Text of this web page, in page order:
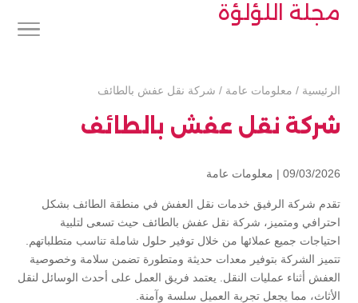
مجلة اللؤلؤة
الرئيسية / معلومات عامة / شركة نقل عفش بالطائف
شركة نقل عفش بالطائف
09/03/2026 | معلومات عامة
تقدم شركة الرفيق خدمات نقل العفش في منطقة الطائف بشكل
احترافي ومتميز، شركة نقل عفش بالطائف حيث تسعى لتلبية
احتياجات جميع عملائها من خلال توفير حلول شاملة تناسب متطلباتهم.
تتميز الشركة بتوفير معدات حديثة ومتطورة تضمن سلامة وخصوصية
العفش أثناء عمليات النقل. يعتمد فريق العمل على أحدث الوسائل لنقل
الأثاث، مما يجعل تجربة العميل سلسة وآمنة.